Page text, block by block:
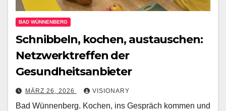
BAD WÜNNENBERG
Schnibbeln, kochen, austauschen:
Netzwerktreffen der
Gesundheitsanbieter
MÄRZ 26, 2026 VISIONARY
Bad Wünnenberg. Kochen, ins Gespräch kommen und